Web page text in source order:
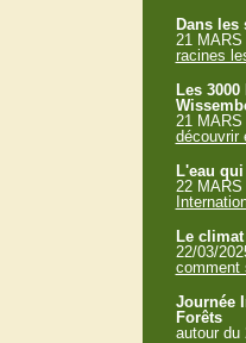
Dans les
21 MARS
racines
Les
21 MARS
découvrir
L'eau
22 MARS
Le
22/03/
comment
Journée
Forêts
autour du